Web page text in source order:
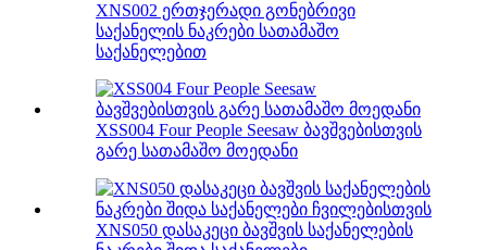
XNS002 ერთჯერადი გონებრივი
საქანელის ნაკრები სათამაშო
საქანელებით
XSS004 Four People Seesaw ბავშვებისთვის
გარე სათამაშო მოედანი
XNS050 დასაკეცი ბავშვის საქანელების